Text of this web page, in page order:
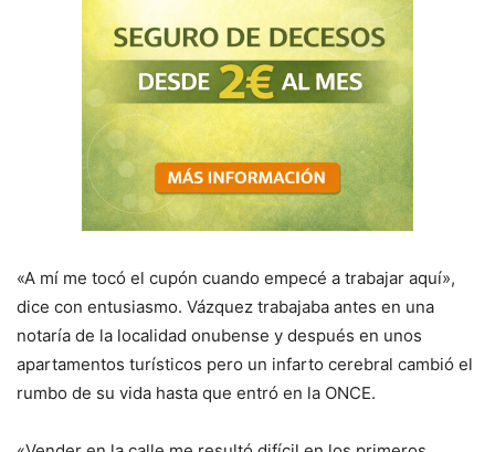
«A mí me tocó el cupón cuando empecé a trabajar aquí»,
dice con entusiasmo. Vázquez trabajaba antes en una
notaría de la localidad onubense y después en unos
apartamentos turísticos pero un infarto cerebral cambió el
rumbo de su vida hasta que entró en la ONCE.